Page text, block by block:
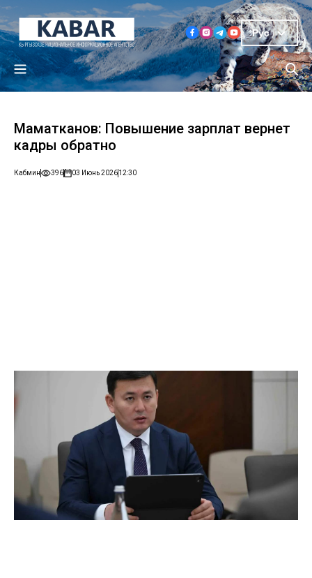
Рус
Маматканов: Повышение зарплат вернет
кадры обратно
Кабмин 396 03 Июнь 202612:30